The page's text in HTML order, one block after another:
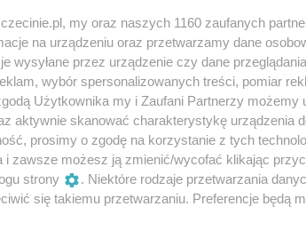
my oraz naszych 1160 zaufanych
na urządzeniu oraz przetwarzamy dane
wysyłane przez urządzenie czy dane
wybór spersonalizowanych treści, pomiar
Użytkownika my i Zaufani Partnerzy możemy
aktywnie skanować charakterystykę urządzenia
prosimy o zgodę na korzystanie z tych
i zawsze możesz ją zmienić/wycofać klikając
strony
. Niektóre rodzaje przetwarzania
się takiemu przetwarzaniu. Preferencje będą